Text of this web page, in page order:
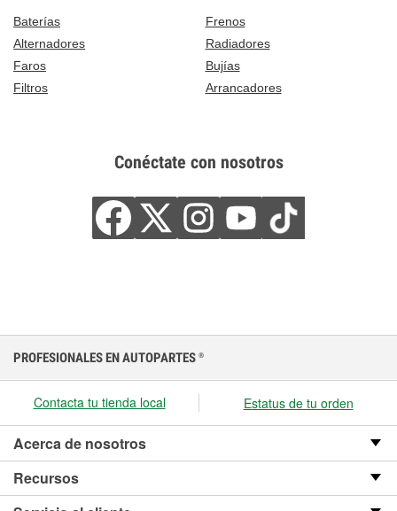
Baterías
Frenos
Alternadores
Radiadores
Faros
Bujías
Filtros
Arrancadores
Conéctate con nosotros
PROFESIONALES EN AUTOPARTES ®
Contacta tu tienda local Estatus de tu orden
Acerca de nosotros
Recursos